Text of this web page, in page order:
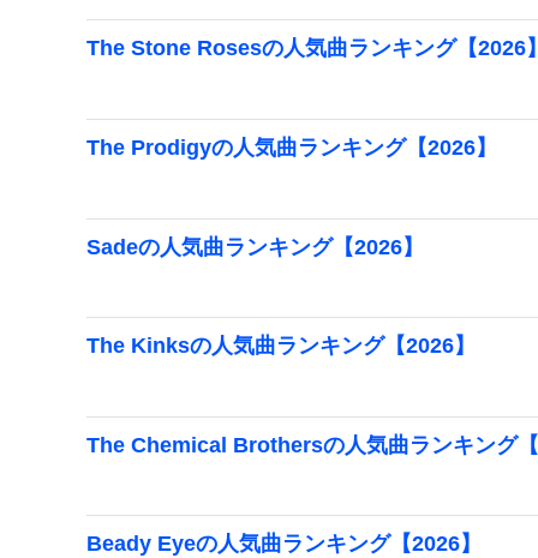
The Stone Rosesの人気曲ランキング【2026】
The Prodigyの人気曲ランキング【2026】
Sadeの人気曲ランキング【2026】
The Kinksの人気曲ランキング【2026】
The Chemical Brothersの人気曲ランキング【
Beady Eyeの人気曲ランキング【2026】